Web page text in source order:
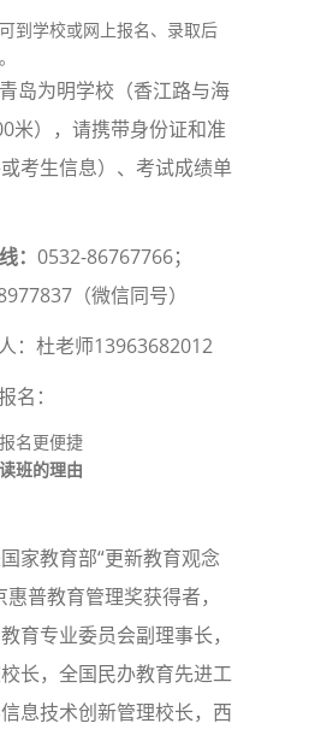
到学校或网上报名、录取后
青岛为明学校（香江路与海
米），请携带身份证和准
考生信息）、考试成绩单
： 0532-86767766；
（微信同号）
：杜老师13963682012
名：
名更便捷
班的理由
家教育部“更新教育观念
普教育管理奖获得者，
育专业委员会副理事长，
长，全国民办教育先进工
息技术创新管理校长，西